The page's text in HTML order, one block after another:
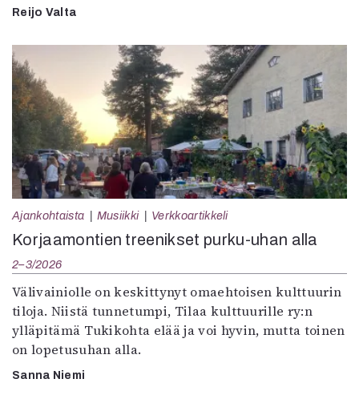
Reijo Valta
Ajankohtaista Musiikki Verkkoartikkeli
Korjaamontien treenikset purku-uhan alla
2–3/2026
Välivainiolle on keskittynyt omaehtoisen kulttuurin
tiloja. Niistä tunnetumpi, Tilaa kulttuurille ry:n
ylläpitämä Tukikohta elää ja voi hyvin, mutta toinen
on lopetusuhan alla.
Sanna Niemi